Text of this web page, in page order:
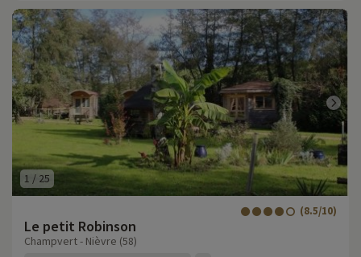
1 / 25
Le petit Robinson
(8.5/10)
Champvert - Nièvre (58)